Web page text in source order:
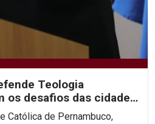
Teologia
os desafios das cidades
Católica de Pernambuco,